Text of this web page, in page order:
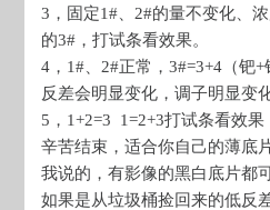
3，固定1#、2#的量不变化、
的3#，打试条看效果。
4，1#、2#正常，3#=3+4（钯
反差会明显变化，调子明显变化
5，1+2=3 1=2+3打试条看效果
辛苦结束，适合你自己的薄底
我说的，有影像的黑白底片都
如果是从垃圾桶捡回来的低反